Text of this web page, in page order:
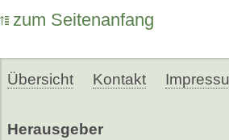
zum Seitenanfang
Übersicht Kontakt
Herausgeber